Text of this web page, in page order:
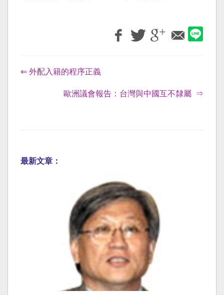
⇐ 外配入籍的程序正義
歐洲議會報告：台灣與中國互不隸屬 ​ ⇒
最新文章：